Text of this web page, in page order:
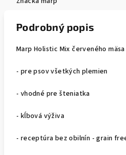
Podrobný popis
Marp Holistic Mix červeného mäsa
- pre psov všetkých plemien
- vhodné pre šteniatka
- kĺbová výživa
- receptúra bez obilnín - grain